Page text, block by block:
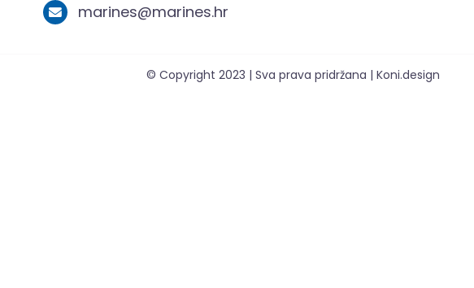
marines@marines.hr
© Copyright 2023 | Sva prava pridržana | Koni.design